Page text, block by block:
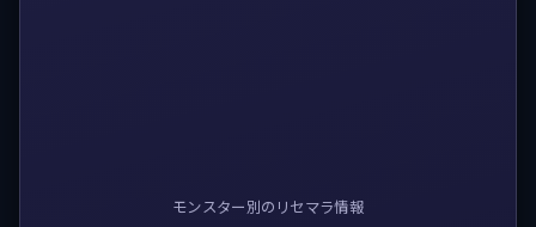
モンスター別のリセマラ情報